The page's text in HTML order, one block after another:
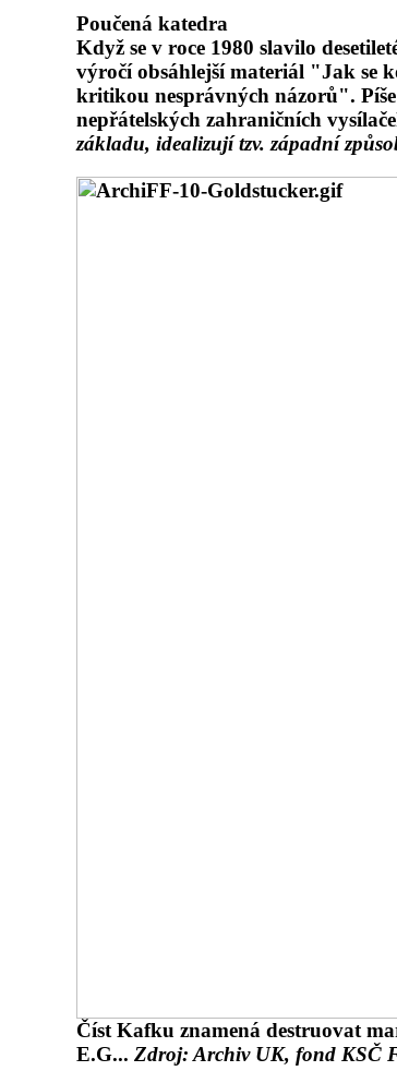
Poučená katedra
Když se v roce 1980 slavilo
výročí obsáhlejší materiál "Jak se
kritikou nesprávných názorů".
nepřátelských zahraničních
základu, idealizují tzv. západní
Číst Kafku znamená destruovat
E.G... Zdroj: Archiv UK, fond KSČ